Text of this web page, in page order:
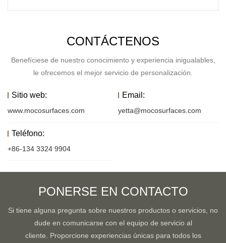
CONTÁCTENOS
Benefíciese de nuestro conocimiento y experiencia inigualables,
le ofrecemos el mejor servicio de personalización.
Sitio web:
www.mocosurfaces.com
Email:
yetta@mocosurfaces.com
Teléfono:
+86-134 3324 9904
PONERSE EN CONTACTO
Si tiene alguna pregunta sobre nuestros productos o servicios, no
dude en comunicarse con el equipo de servicio al
cliente. Proporcione experiencias únicas para todos los